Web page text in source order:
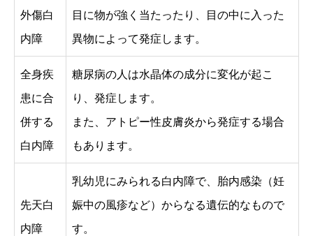
外傷白
内障
目に物が強く当たったり、目の中に入った
異物によって発症します。
全身疾
患に合
併する
白内障
糖尿病の人は水晶体の成分に変化が起こ
り、発症します。
また、アトピー性皮膚炎から発症する場合
もあります。
先天白
内障
乳幼児にみられる白内障で、胎内感染（妊
娠中の風疹など）からなる遺伝的なもので
す。